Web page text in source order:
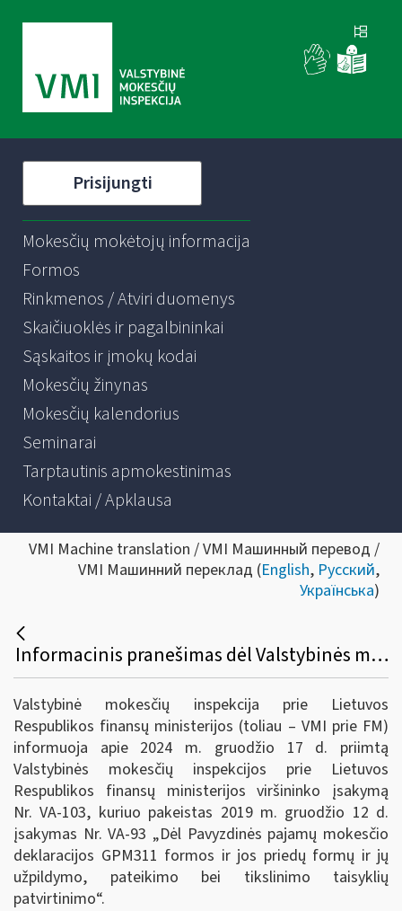
Prisijungti
Mokesčių mokėtojų informacija
Formos
Rinkmenos / Atviri duomenys
Skaičiuoklės ir pagalbininkai
Sąskaitos ir įmokų kodai
Mokesčių žinynas
Mokesčių kalendorius
Seminarai
Tarptautinis apmokestinimas
Kontaktai / Apklausa
VMI Machine translation / VMI Машинный перевод /
VMI Машинний переклад (English, Русский,
Українська)
Informacinis pranešimas dėl Valstybinės mokesčių inspekcijos prie Lietuvos Respublikos finansų ministerijos viršininko 2019 m. gruodžio 12 d. įsakymo Nr. VA- 93 „Dėl Pavyzdinės pajamų mokesčio deklaracijos GPM311 formos ir jos priedų formų ir jų užpildymo, pateikimo bei tikslinimo taisyklių patvirtinimo“ pakeitimo
Valstybinė mokesčių inspekcija prie Lietuvos
Respublikos finansų ministerijos (toliau – VMI prie FM)
informuoja apie 2024 m. gruodžio 17 d. priimtą
Valstybinės mokesčių inspekcijos prie Lietuvos
Respublikos finansų ministerijos viršininko įsakymą
Nr. VA-103, kuriuo pakeistas 2019 m. gruodžio 12 d.
įsakymas Nr. VA-93 „Dėl Pavyzdinės pajamų mokesčio
deklaracijos GPM311 formos ir jos priedų formų ir jų
užpildymo, pateikimo bei tikslinimo taisyklių
patvirtinimo“.